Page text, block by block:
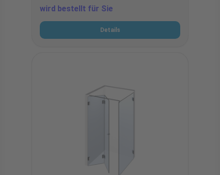
wird bestellt für Sie
Details